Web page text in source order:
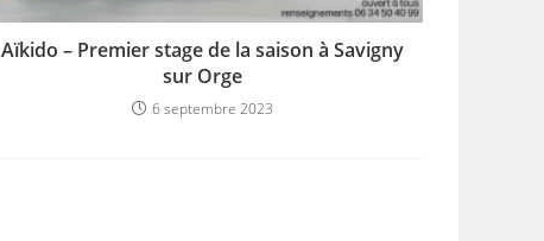
Aïkido – Premier stage de la saison à Savigny
sur Orge
6 septembre 2023